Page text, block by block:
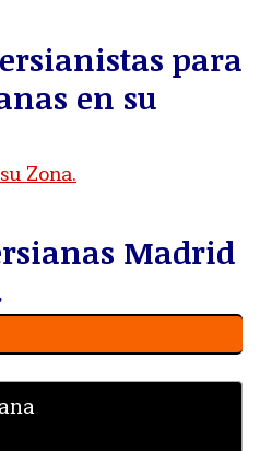
para
en su
Zona.
Madrid